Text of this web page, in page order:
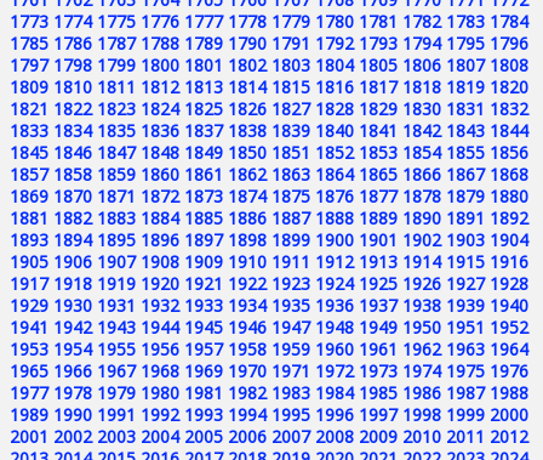
1773 1774 1775 1776 1777 1778 1779 1780 1781 1782 1783 1784
1785 1786 1787 1788 1789 1790 1791 1792 1793 1794 1795 1796
1797 1798 1799 1800 1801 1802 1803 1804 1805 1806 1807 1808
1809 1810 1811 1812 1813 1814 1815 1816 1817 1818 1819 1820
1821 1822 1823 1824 1825 1826 1827 1828 1829 1830 1831 1832
1833 1834 1835 1836 1837 1838 1839 1840 1841 1842 1843 1844
1845 1846 1847 1848 1849 1850 1851 1852 1853 1854 1855 1856
1857 1858 1859 1860 1861 1862 1863 1864 1865 1866 1867 1868
1869 1870 1871 1872 1873 1874 1875 1876 1877 1878 1879 1880
1881 1882 1883 1884 1885 1886 1887 1888 1889 1890 1891 1892
1893 1894 1895 1896 1897 1898 1899 1900 1901 1902 1903 1904
1905 1906 1907 1908 1909 1910 1911 1912 1913 1914 1915 1916
1917 1918 1919 1920 1921 1922 1923 1924 1925 1926 1927 1928
1929 1930 1931 1932 1933 1934 1935 1936 1937 1938 1939 1940
1941 1942 1943 1944 1945 1946 1947 1948 1949 1950 1951 1952
1953 1954 1955 1956 1957 1958 1959 1960 1961 1962 1963 1964
1965 1966 1967 1968 1969 1970 1971 1972 1973 1974 1975 1976
1977 1978 1979 1980 1981 1982 1983 1984 1985 1986 1987 1988
1989 1990 1991 1992 1993 1994 1995 1996 1997 1998 1999 2000
2001 2002 2003 2004 2005 2006 2007 2008 2009 2010 2011 2012